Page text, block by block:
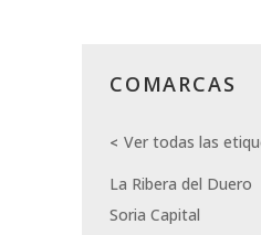
COMARCAS
Ver todas las
La Ribera del Duero
Soria Capital